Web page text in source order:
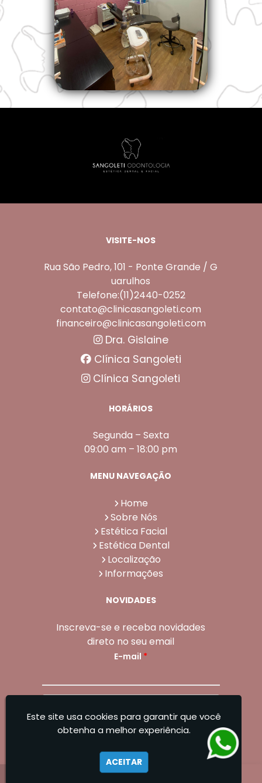
VISITE-NOS
Rua São Pedro, 101 - Ponte Grande / G
uarulhos
Telefone:(11)2440-0252
contato@clinicasangoleti.com
financeiro@clinicasangoleti.com
Dra. Gislaine
Clínica Sangoleti
Clínica Sangoleti
HORÁRIOS
Segunda – Sexta
09:00 am – 18:00 pm
MENU NAVEGAÇÃO
Home
Sobre Nós
Estética Facial
Estética Dental
Localização
Informações
NOVIDADES
Inscreva-se e receba novidades
direto no seu email
E-mail *
Sangoleti Odontologia - Estética Dental e
Este site usa cookies para garantir que você
obtenha a melhor experiência.
ACEITAR